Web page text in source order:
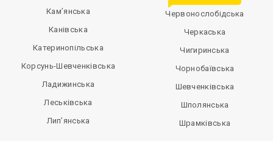
Кам’янська
Канівська
Катеринопільська
Корсунь-Шевченківська
Ладижинська
Леськівська
Лип’янська
Червонослобідська
Черкаська
Чигиринська
Чорнобаївська
Шевченківська
Шполянська
Шрамківська